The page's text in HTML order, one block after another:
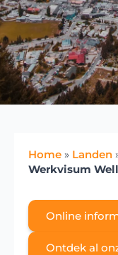
Home » Landen
Werkvisum
Online
Ontdek al